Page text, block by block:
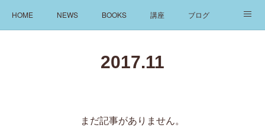
HOME NEWS BOOKS 講座 ブログ
2017.11
まだ記事がありません。